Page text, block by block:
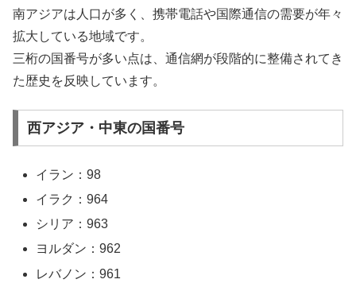
南アジアは人口が多く、携帯電話や国際通信の需要が年々
拡大している地域です。
三桁の国番号が多い点は、通信網が段階的に整備されてき
た歴史を反映しています。
西アジア・中東の国番号
イラン：98
イラク：964
シリア：963
ヨルダン：962
レバノン：961